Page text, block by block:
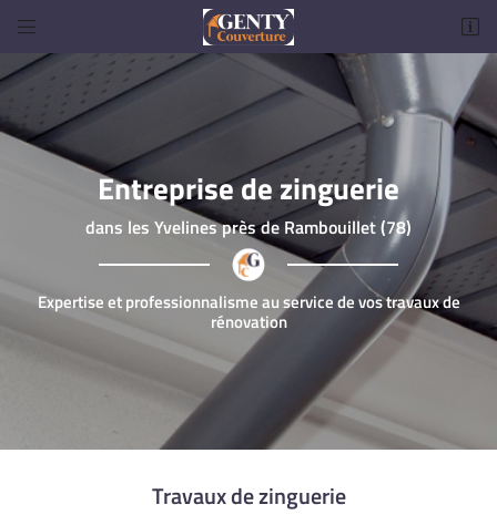
 
78660 Saint-Martin-de-Bréthencourt
06 75 90 34 64
Rafraîchir le captcha
En cochant cette case, vous consentez à recevoir nos propositions commerciales à
l'adresse email indiqué ci-dessus. Vous pouvez vous désinscrire à tout moment en
Entreprise de zinguerie
dans les Yvelines près de Rambouillet (78)
Expertise et professionnalisme au service de vos travaux de
rénovation
Travaux de zinguerie